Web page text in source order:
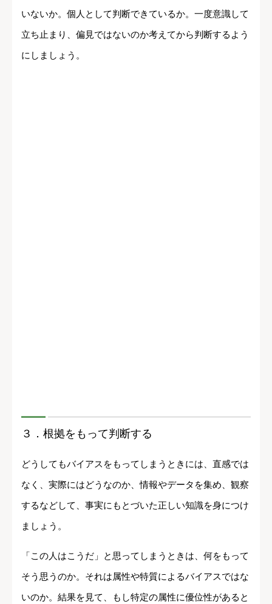
いないか。個人として判断できているか。一度意識して
立ち止まり、偏見ではないのか考えてから判断するよう
にしましょう。
３． 根拠をもって判断する
どうしてもバイアスをもってしまうときには、直感では
なく、実際にはどうなのか、情報やデータを集め、観察
するなどして、事実にもとづいた正しい知識を身につけ
ましょう。
「この人はこうだ」と思ってしまうときは、何をもって
そう思うのか。それは属性や特質によるバイアスではな
いのか。結果を見て、もし特定の属性に優位性があると